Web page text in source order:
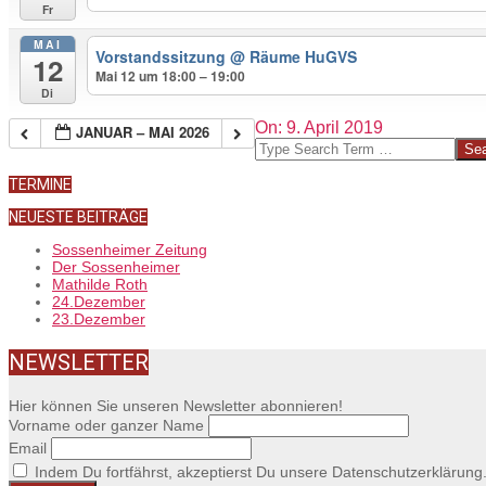
Fr
MAI
12
Di
Vorstandssitzung@ Räume HuGVS
Mai 12 um 18:00 – 19:00
JANUAR – MAI 2026
2019-
04-
On: 9. April 2019
Search
TERMINE
NEUESTE BEITRÄGE
Sossenheimer Zeitung
Der Sossenheimer
Mathilde Roth
24.Dezember
23.Dezember
NEWSLETTER
Hier können Sie unseren Newsletter abonnieren!
Vorname oder ganzer Name
Email
Indem Du fortfährst, akzeptierst Du unsere Datenschutzerklärung.